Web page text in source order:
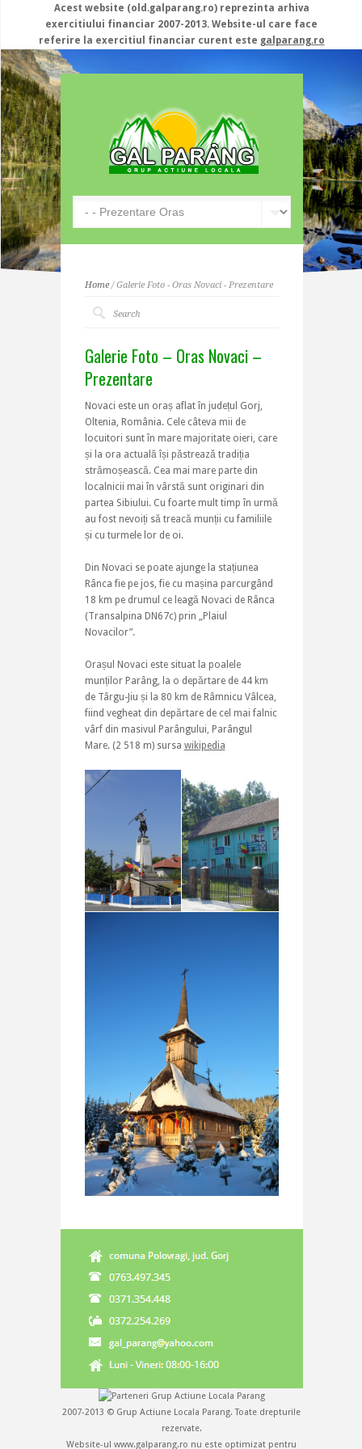
Acest website (old.galparang.ro) reprezinta arhiva
exercitiului financiar 2007-2013. Website-ul care face
referire la exercitiul financiar curent este galparang.ro
Home/ Galerie Foto - Oras Novaci - Prezentare
Galerie Foto – Oras Novaci –
Prezentare
Novaci este un oraș aflat în județul Gorj,
Oltenia, România. Cele câteva mii de
locuitori sunt în mare majoritate oieri, care
și la ora actuală își păstrează tradiția
strămoșească. Cea mai mare parte din
localnicii mai în vârstă sunt originari din
partea Sibiului. Cu foarte mult timp în urmă
au fost nevoiți să treacă munții cu familiile
și cu turmele lor de oi.
Din Novaci se poate ajunge la stațiunea
Rânca fie pe jos, fie cu mașina parcurgând
18 km pe drumul ce leagă Novaci de Rânca
(Transalpina DN67c) prin „Plaiul
Novacilor”.
Orașul Novaci este situat la poalele
munților Parâng, la o depărtare de 44 km
de Târgu-Jiu și la 80 km de Râmnicu Vâlcea,
fiind vegheat din depărtare de cel mai falnic
vârf din masivul Parângului, Parângul
Mare. (2 518 m) sursa wikipedia
2007-2013 © Grup Actiune Locala Parang. Toate drepturile
rezervate.
Website-ul www.galparang.ro nu este optimizat pentru